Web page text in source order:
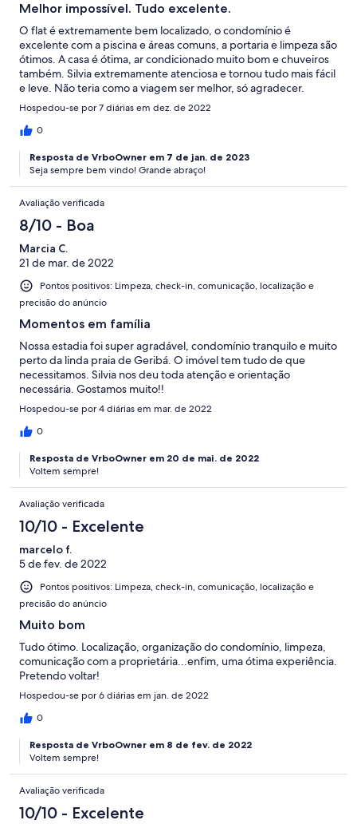
Melhor impossível. Tudo excelente.
O flat é extremamente bem localizado, o condomínio é
excelente com a piscina e áreas comuns, a portaria e limpeza são
ótimos. A casa é ótima, ar condicionado muito bom e chuveiros
também. Silvia extremamente atenciosa e tornou tudo mais fácil
e leve. Não teria como a viagem ser melhor, só agradecer.
Hospedou-se por 7 diárias em dez. de 2022
0
Resposta de VrboOwner em 7 de jan. de 2023
Seja sempre bem vindo! Grande abraço!
Avaliação verificada
8/10 - Boa
Marcia C.
21 de mar. de 2022
Pontos positivos: Limpeza, check-in, comunicação, localização e
precisão do anúncio
Momentos em família
Nossa estadia foi super agradável, condomínio tranquilo e muito
perto da linda praia de Geribá. O imóvel tem tudo de que
necessitamos. Silvia nos deu toda atenção e orientação
necessária. Gostamos muito!!
Hospedou-se por 4 diárias em mar. de 2022
0
Resposta de VrboOwner em 20 de mai. de 2022
Voltem sempre!
Avaliação verificada
10/10 - Excelente
marcelo f.
5 de fev. de 2022
Pontos positivos: Limpeza, check-in, comunicação, localização e
precisão do anúncio
Muito bom
Tudo ótimo. Localização, organização do condomínio, limpeza,
comunicação com a proprietária...enfim, uma ótima experiência.
Pretendo voltar!
Hospedou-se por 6 diárias em jan. de 2022
0
Resposta de VrboOwner em 8 de fev. de 2022
Voltem sempre!
Avaliação verificada
10/10 - Excelente